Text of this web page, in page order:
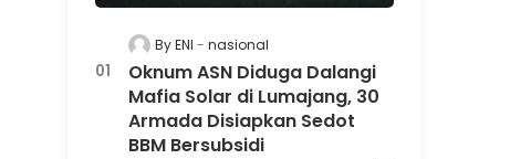
By ENI nasional
Oknum ASN Diduga Dalangi
Mafia Solar di Lumajang, 30
Armada Disiapkan Sedot
BBM Bersubsidi